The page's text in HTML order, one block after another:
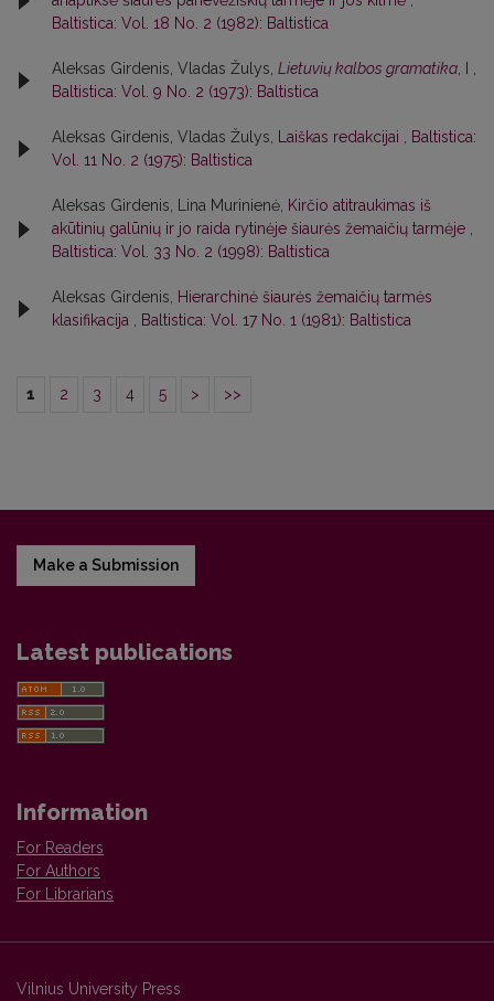
Baltistica: Vol. 18 No. 2 (1982): Baltistica
Aleksas Girdenis, Vladas Žulys, Lietuvių kalbos gramatika
Baltistica: Vol. 9 No. 2 (1973): Baltistica
Aleksas Girdenis, Vladas Žulys, Laiškas redakcijai
Baltistica:
Vol. 11 No. 2 (1975): Baltistica
Aleksas Girdenis, Lina Murinienė, Kirčio atitraukimas iš
akūtinių galūnių ir jo raida rytinėje šiaurės žemaičių tarmėje
Baltistica: Vol. 33 No. 2 (1998): Baltistica
Aleksas Girdenis,
Hierarchinė šiaurės žemaičių tarmės
klasifikacija
Baltistica: Vol. 17 No. 1 (1981): Baltistica
1 2 3 4 5 > >>
Make a Submission
Latest publications
Information
For Readers
For Authors
For Librarians
Vilnius University Press